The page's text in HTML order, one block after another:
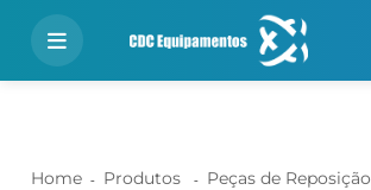
Home Produtos Peças de Reposição